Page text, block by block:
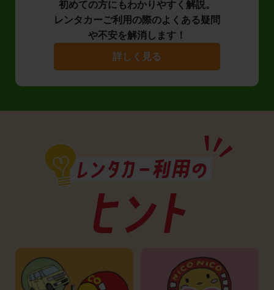
初めての方にもわかりやすく解説。
レンタカーご利用の際のよくある疑問
や不安を解消します！
詳しく見る